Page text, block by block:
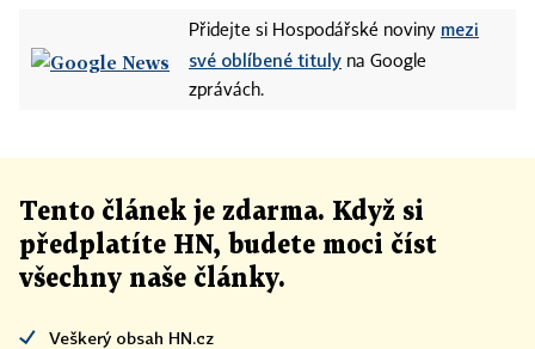
Přidejte si Hospodářské noviny mezi
své oblíbené tituly na Google
zprávách.
Tento článek je zdarma. Když si
předplatíte HN, budete moci číst
všechny naše články.
Veškerý obsah HN.cz